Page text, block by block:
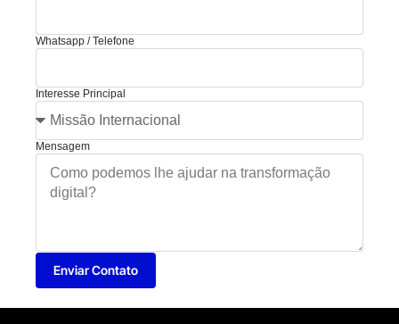
Whatsapp / Telefone
Interesse Principal
Mensagem
Enviar Contato